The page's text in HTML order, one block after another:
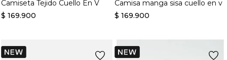
Camiseta Tejido Cuello En V
$ 169.900
Camisa manga sisa cuello en v
$ 169.900